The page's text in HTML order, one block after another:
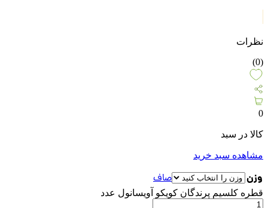
نظرات
(0)
0
کالا در سبد
مشاهده سبد خرید
وزن صاف
قطره کلسیم پرندگان کویکو آویسانول عدد